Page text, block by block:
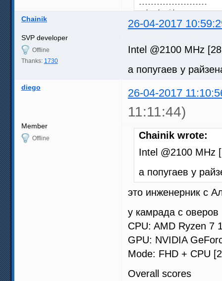
-----------------------
decode video:
48 fps - vectors search:
60 fps - frame
60 fps - [SVP] good:
60 fps - [SVP] highest:
72 fps - [SVP] simple 2:
Chainik 26-04-2017
SVP developer
Offline
Thanks: 1730
Intel @2100 MHz
а попугаев у
diego 26-04-2017
11:11:44)
Member
Offline
Chainik wrote:
Intel @2100 MHz
а попугаев у
это инженерник с
у камрада с
CPU: AMD Ryzen 7
GPU: NVIDIA
Mode: FHD + CPU
Overall scores